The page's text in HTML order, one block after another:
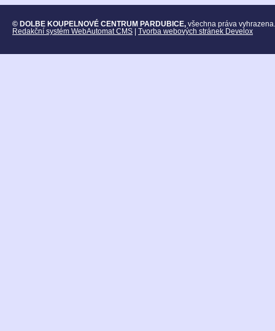
© DOLBE KOUPELNOVÉ CENTRUM PARDUBICE, všechna práva vyhrazena.
Redakční systém WebAutomat CMS
Tvorba webových stránek Develox